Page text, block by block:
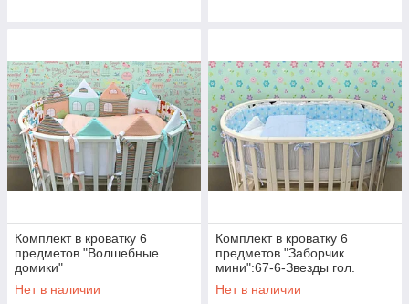
Комплект в кроватку 6
предметов "Волшебные
домики"
Нет в наличии
Комплект в кроватку 6
предметов "Заборчик
мини":67-6-Звезды гол.
Нет в наличии